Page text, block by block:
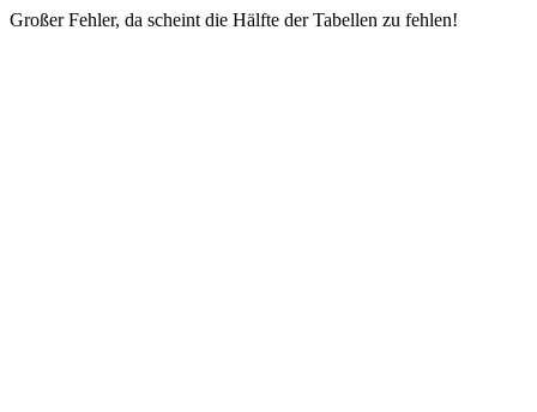
Großer Fehler, da scheint die Hälfte der Tabellen zu fehlen!